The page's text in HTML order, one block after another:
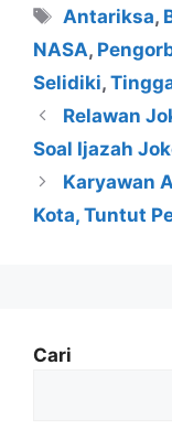
Tag
Antariksa,
NASA,
Selidiki,
Relawan
Soal Ijazah
Karyawan
Kota, Tuntut
Cari